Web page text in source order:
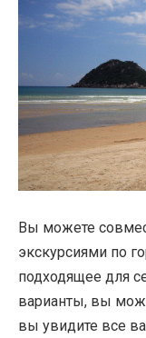
Вы можете
экскурсиями по
подходящее для
варианты, вы
вы увидите все